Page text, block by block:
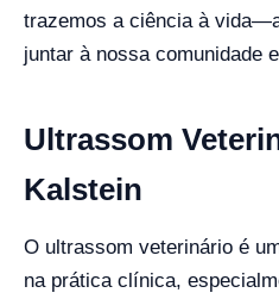
trazemos a ciência à
juntar à nossa comunidade
Ultrassom
Kalstein
O ultrassom veterinário é
na prática clínica,